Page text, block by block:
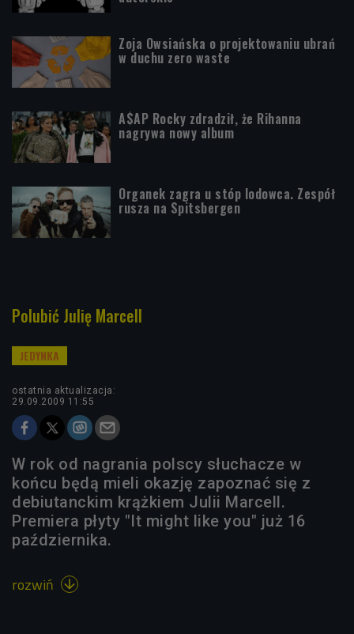
Zoja Owsiańska o projektowaniu ubrań
w duchu zero waste
A$AP Rocky zdradził, że Rihanna
nagrywa nowy album
Organek zagra u stóp lodowca. Zespół
rusza na Spitsbergen
Polubić Julię Marcell
ostatnia aktualizacja:
29.09.2009 11:55
W rok od nagrania polscy słuchacze w
końcu będą mieli okazję zapoznać się z
debiutanckim krążkiem Julii Marcell.
Premiera płyty "It might like you" już 16
października.
rozwiń 